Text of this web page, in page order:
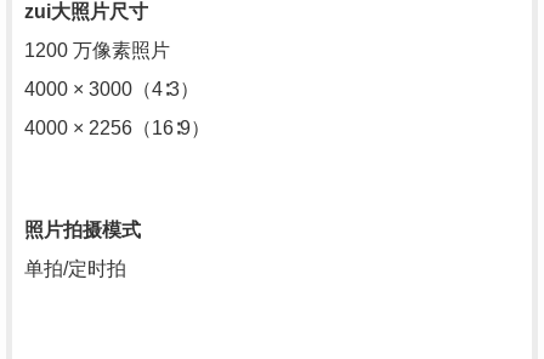
zui大照片尺寸
1200 万像素照片
4000 × 3000（4∶3）
4000 × 2256（16∶9）
照片拍摄模式
单拍/定时拍